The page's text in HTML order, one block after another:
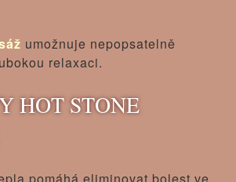
umožnuje nepopsatelně
relaxaci.
HOT STONE